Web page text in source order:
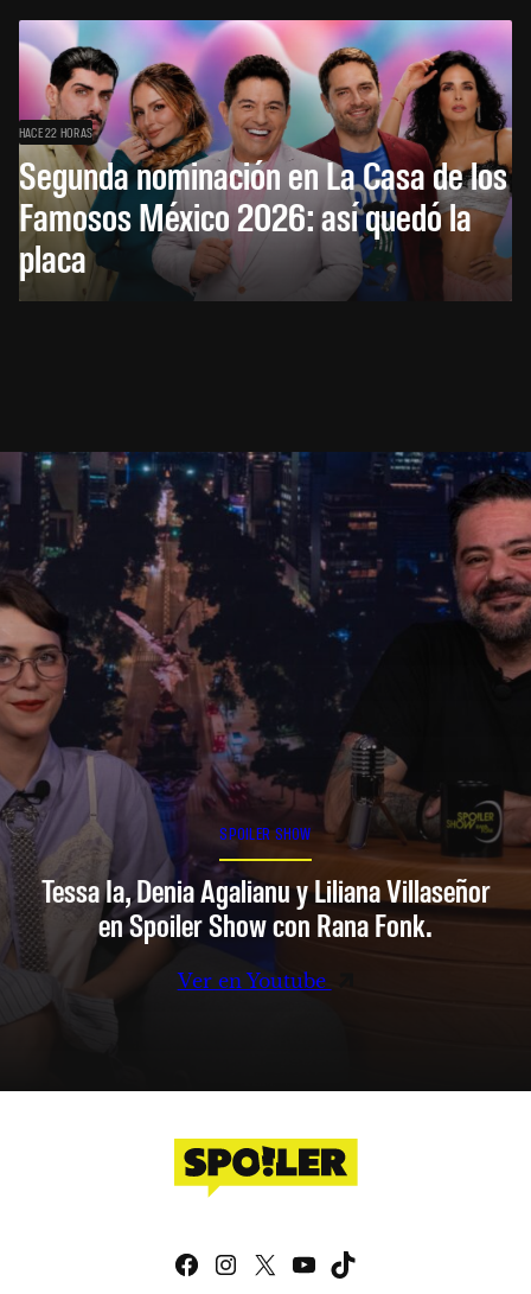
HACE 22 HORAS
Segunda nominación en La Casa de los
Famosos México 2026: así quedó la
placa
SPOILER SHOW
Tessa Ia, Denia Agalianu y Liliana Villaseñor
en Spoiler Show con Rana Fonk.
Ver en Youtube
Facebook
Instagram
X YouTube